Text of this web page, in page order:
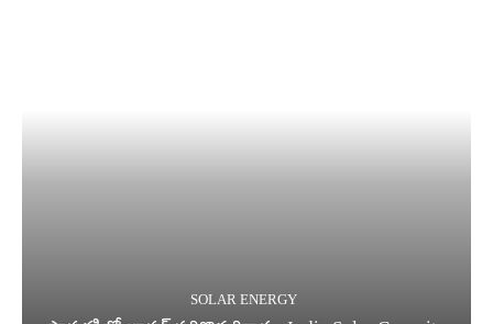
SOLAR ENERGY